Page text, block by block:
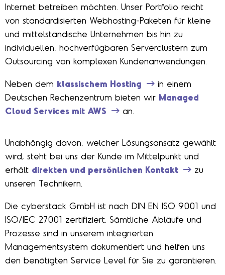
Internet betreiben möchten. Unser Portfolio reicht
von standardisierten Webhosting-Paketen für kleine
und mittelständische Unternehmen bis hin zu
individuellen, hochverfügbaren Serverclustern zum
Outsourcing von komplexen Kundenanwendungen.
Neben dem klassischem Hosting
in einem
Deutschen Rechenzentrum bieten wir Managed
Cloud Services mit AWS
an.
Unabhängig davon, welcher Lösungsansatz gewählt
wird, steht bei uns der Kunde im Mittelpunkt und
erhält direkten und persönlichen Kontakt
zu
unseren Technikern.
Die cyberstack GmbH ist nach DIN EN ISO 9001 und
ISO/IEC 27001 zertifiziert. Sämtliche Abläufe und
Prozesse sind in unserem integrierten
Managementsystem dokumentiert und helfen uns
den benötigten Service Level für Sie zu garantieren.